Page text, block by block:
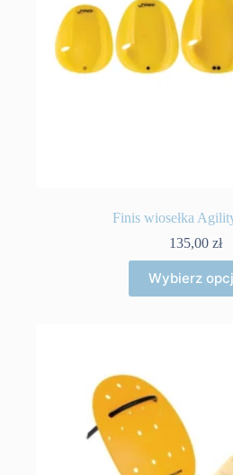
Finis wiosełka
135,00 zł
Wybierz
ma